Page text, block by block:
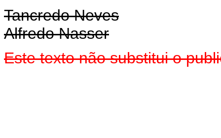
Tancredo Neves
Alfredo Nasser
Este texto não substitui o